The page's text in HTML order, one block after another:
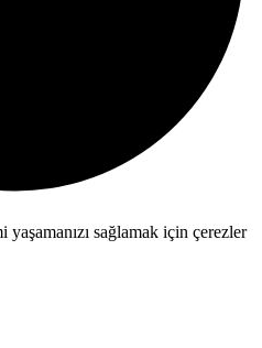
sağlamak için çerezler